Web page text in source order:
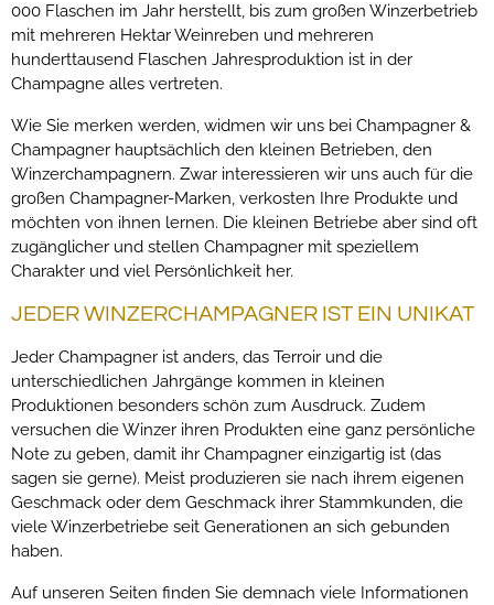
000 Flaschen im Jahr herstellt, bis zum großen Winzerbetrieb
mit mehreren Hektar Weinreben und mehreren
hunderttausend Flaschen Jahresproduktion ist in der
Champagne alles vertreten.
Wie Sie merken werden, widmen wir uns bei Champagner &
Champagner hauptsächlich den kleinen Betrieben, den
Winzerchampagnern. Zwar interessieren wir uns auch für die
großen Champagner-Marken, verkosten Ihre Produkte und
möchten von ihnen lernen. Die kleinen Betriebe aber sind oft
zugänglicher und stellen Champagner mit speziellem
Charakter und viel Persönlichkeit her.
JEDER WINZERCHAMPAGNER IST EIN UNIKAT
Jeder Champagner ist anders, das Terroir und die
unterschiedlichen Jahrgänge kommen in kleinen
Produktionen besonders schön zum Ausdruck. Zudem
versuchen die Winzer ihren Produkten eine ganz persönliche
Note zu geben, damit ihr Champagner einzigartig ist (das
sagen sie gerne). Meist produzieren sie nach ihrem eigenen
Geschmack oder dem Geschmack ihrer Stammkunden, die
viele Winzerbetriebe seit Generationen an sich gebunden
haben.
Auf unseren Seiten finden Sie demnach viele Informationen